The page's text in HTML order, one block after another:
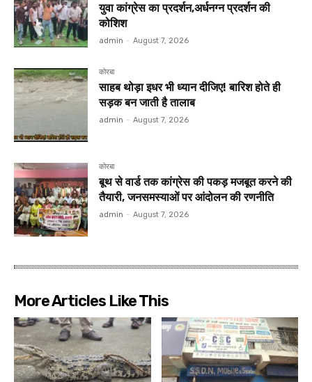
युवा कांग्रेस का प्रदर्शन,अर्धनग्न प्रदर्शन की
कोशिश
admin - August 7, 2026
कोरबा
साहब थोड़ा इधर भी ध्यान दीजिए! बारिश होते ही
सड़क बन जाती है तालाब
admin - August 7, 2026
कोरबा
बूथ से वार्ड तक कांग्रेस की पकड़ मजबूत करने की
तैयारी, जनसमस्याओं पर आंदोलन की रणनीति
admin - August 7, 2026
More Articles Like This